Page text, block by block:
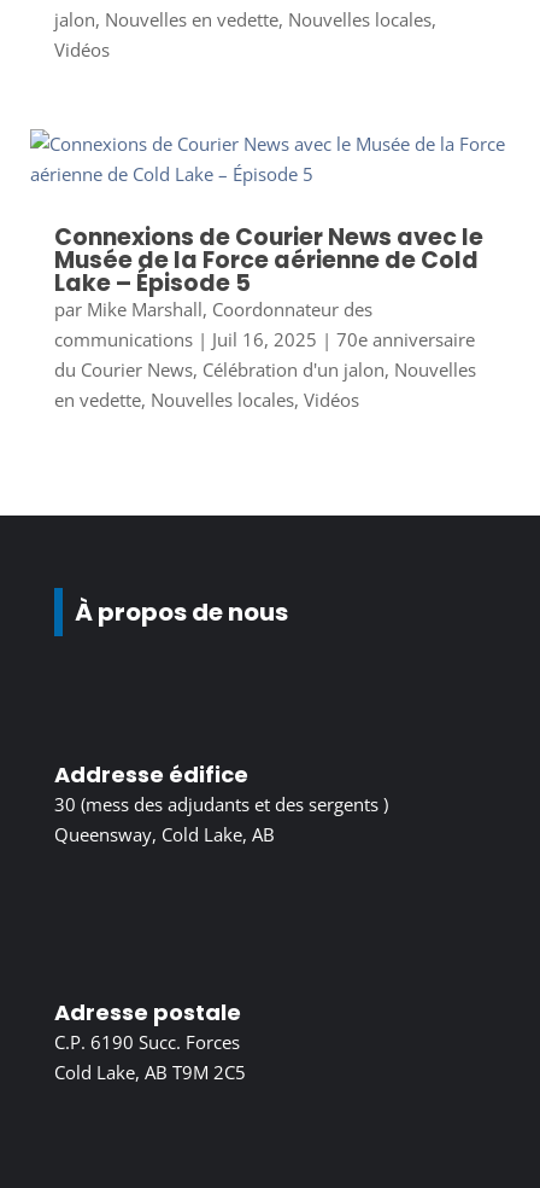
jalon, Nouvelles en vedette, Nouvelles locales,
Vidéos
Connexions de Courier News avec le
Musée de la Force aérienne de Cold
Lake – Épisode 5
par Mike Marshall, Coordonnateur des
communications| Juil 16, 2025 | 70e anniversaire
du Courier News, Célébration d'un jalon, Nouvelles
en vedette, Nouvelles locales, Vidéos
À propos de nous
Addresse édifice
30 (mess des adjudants et des sergents )
Queensway, Cold Lake, AB
Adresse postale
C.P. 6190 Succ. Forces
Cold Lake, AB T9M 2C5